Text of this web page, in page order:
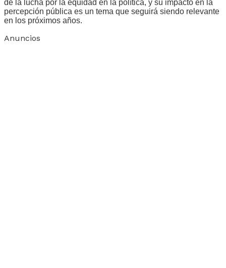
de la lucha por la equidad en la política, y su impacto en la
percepción pública es un tema que seguirá siendo relevante
en los próximos años.
Anuncios